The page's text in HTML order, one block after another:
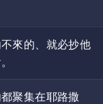
來的、就必抄他
聚集在耶路撒